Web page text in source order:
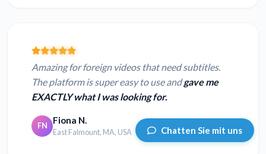
Amazing for foreign videos that need subtitles.
The platform is super easy to use andgave me
EXACTLY what I was looking for.
FN Fiona N.
East Falmount, MA, USA Chatten Sie mit uns